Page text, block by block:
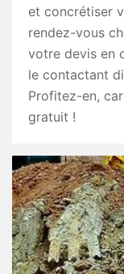
et concrétiser
rendez-vous
votre devis en
le contactant
Profitez-en,
gratuit !